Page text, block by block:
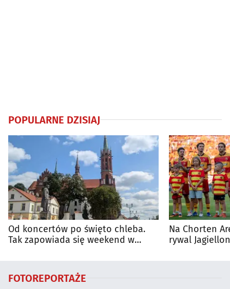
POPULARNE DZISIAJ
Od koncertów po święto chleba.
Tak zapowiada się weekend w
Na Chorten
rywal
FOTOREPORTAŻE